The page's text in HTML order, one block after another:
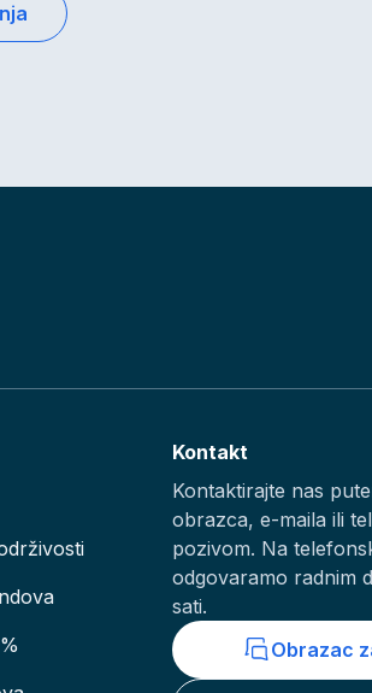
Kontakt
Kontaktirajte nas
obrazca, e-maila ili
pozivom. Na
odgovaramo radnim
sati.
Obrazac